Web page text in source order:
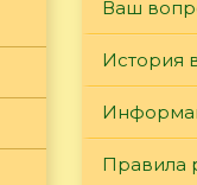
Ваш
История
Правила